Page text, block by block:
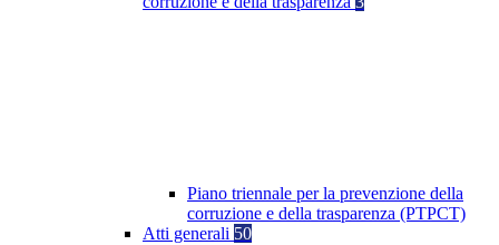
Piano triennale per la prevenzione della
corruzione e della trasparenza (PTPCT)
Atti generali 50